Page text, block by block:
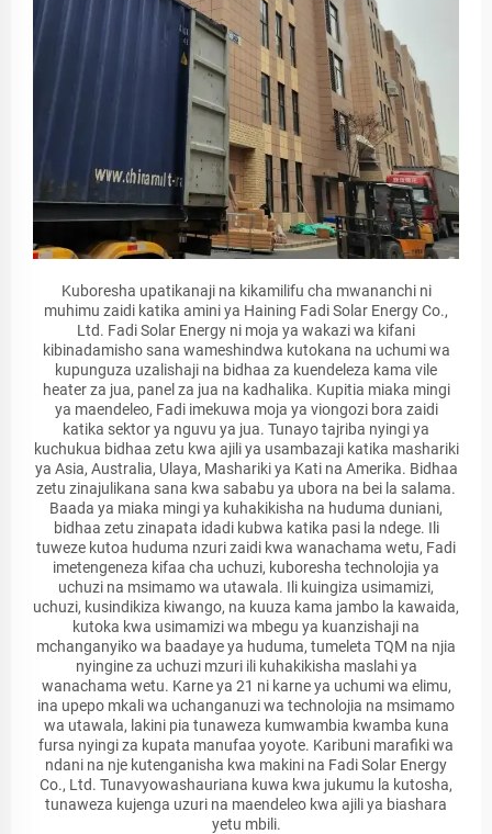
Kuboresha upatikanaji na kikamilifu cha mwananchi ni
muhimu zaidi katika amini ya Haining Fadi Solar Energy Co.,
Ltd. Fadi Solar Energy ni moja ya wakazi wa kifani
kibinadamisho sana wameshindwa kutokana na uchumi wa
kupunguza uzalishaji na bidhaa za kuendeleza kama vile
heater za jua, panel za jua na kadhalika. Kupitia miaka mingi
ya maendeleo, Fadi imekuwa moja ya viongozi bora zaidi
katika sektor ya nguvu ya jua. Tunayo tajriba nyingi ya
kuchukua bidhaa zetu kwa ajili ya usambazaji katika mashariki
ya Asia, Australia, Ulaya, Mashariki ya Kati na Amerika. Bidhaa
zetu zinajulikana sana kwa sababu ya ubora na bei la salama.
Baada ya miaka mingi ya kuhakikisha na huduma duniani,
bidhaa zetu zinapata idadi kubwa katika pasi la ndege. Ili
tuweze kutoa huduma nzuri zaidi kwa wanachama wetu, Fadi
imetengeneza kifaa cha uchuzi, kuboresha technolojia ya
uchuzi na msimamo wa utawala. Ili kuingiza usimamizi,
uchuzi, kusindikiza kiwango, na kuuza kama jambo la kawaida,
kutoka kwa usimamizi wa mbegu ya kuanzishaji na
mchanganyiko wa baadaye ya huduma, tumeleta TQM na njia
nyingine za uchuzi mzuri ili kuhakikisha maslahi ya
wanachama wetu. Karne ya 21 ni karne ya uchumi wa elimu,
ina upepo mkali wa uchanganuzi wa technolojia na msimamo
wa utawala, lakini pia tunaweza kumwambia kwamba kuna
fursa nyingi za kupata manufaa yoyote. Karibuni marafiki wa
ndani na nje kutenganisha kwa makini na Fadi Solar Energy
Co., Ltd. Tunavyowashauriana kuwa kwa jukumu la kutosha,
tunaweza kujenga uzuri na maendeleo kwa ajili ya biashara
yetu mbili.